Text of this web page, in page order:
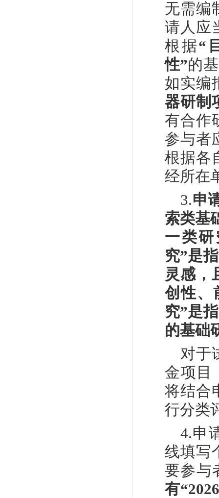
无需编
请人应
根据“
性”的
如实编
器研制
有合作
参与者
根据各
经所在
3.申
索类基
一类
究”是
灵感，
创性、
究”是
的基础
对于
金项目
将结合
行分类
4.申
线填写
要参与
有“2026